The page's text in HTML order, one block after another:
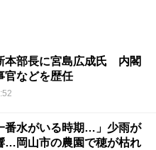
本部長に宮島広成氏 内閣
官などを歴任
番水がいる時期…」少雨が
…岡山市の農園で穂が枯れ